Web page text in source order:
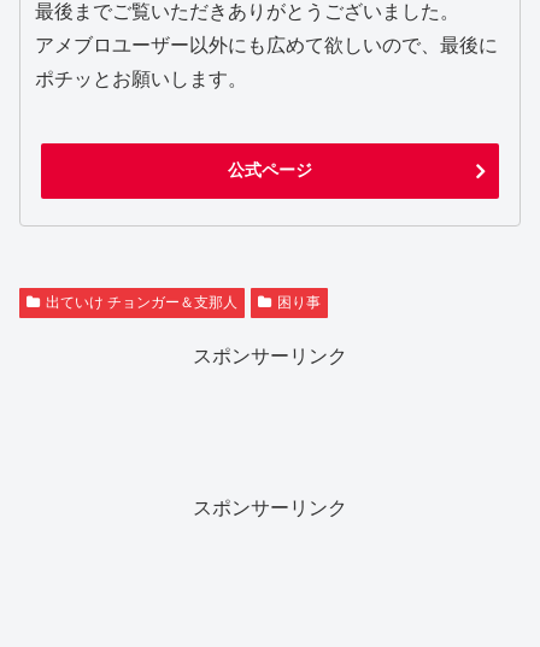
最後までご覧いただきありがとうございました。
アメブロユーザー以外にも広めて欲しいので、最後に
ポチッとお願いします。
公式ページ
出ていけ チョンガー＆支那人 困り事
スポンサーリンク
スポンサーリンク